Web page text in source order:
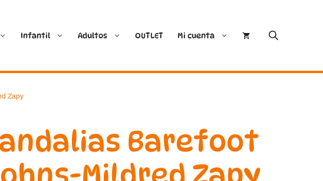
Deditos Dodo Shoes
Infantil Adultos OUTLET Mi cuenta
Zapy
Barefoot